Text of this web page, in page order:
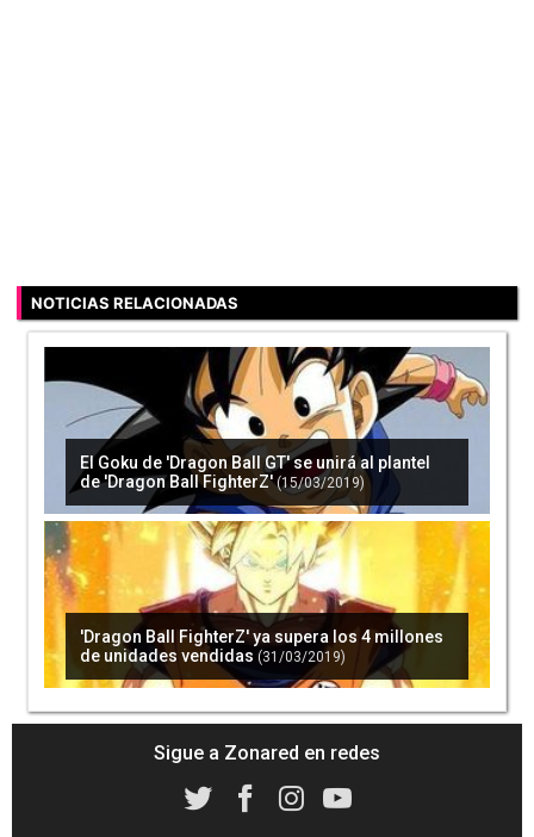
NOTICIAS RELACIONADAS
El Goku de 'Dragon Ball GT' se unirá al plantel
de 'Dragon Ball FighterZ' (15/03/2019)
'Dragon Ball FighterZ' ya supera los 4 millones
de unidades vendidas (31/03/2019)
Sigue a Zonared en redes